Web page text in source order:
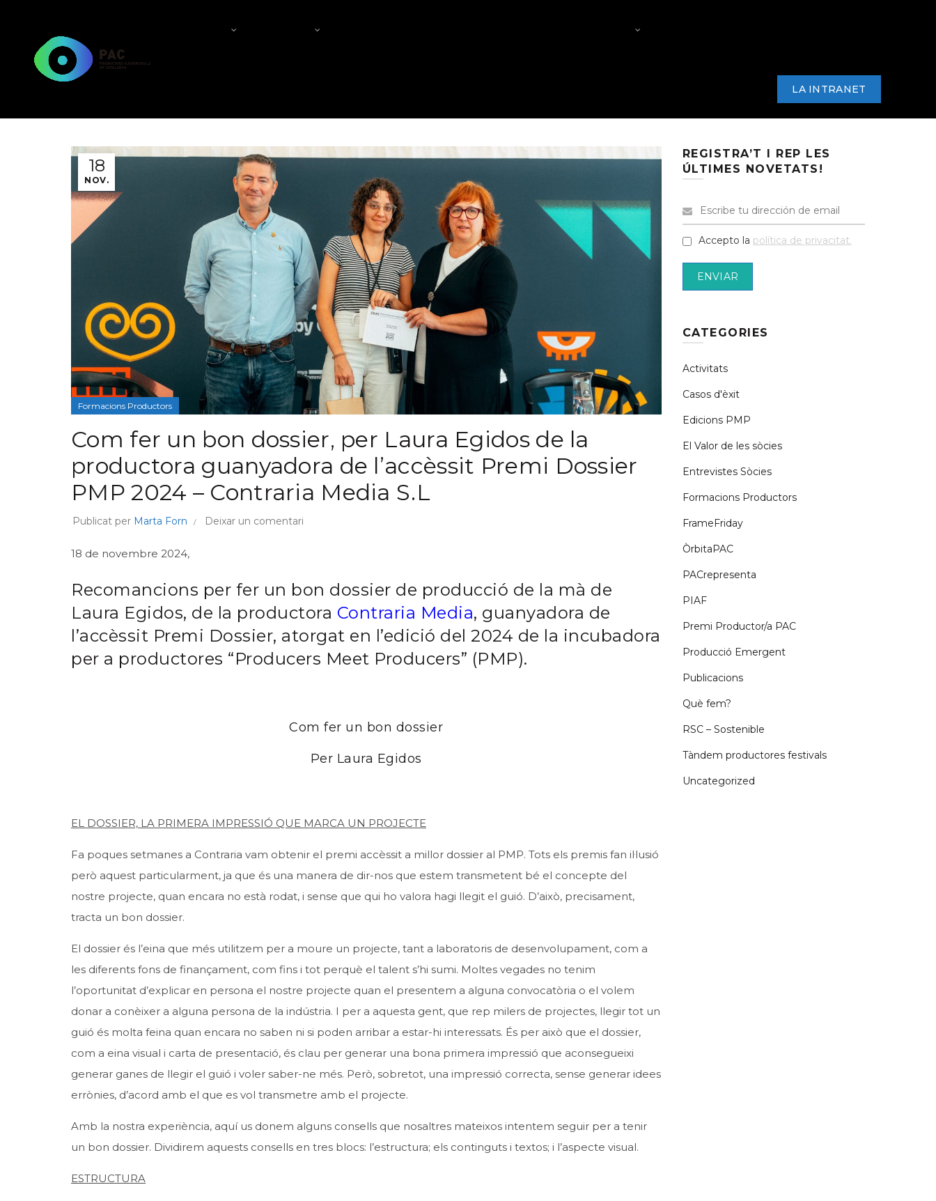
LA INTRANET
18
NOV.
Formacions Productors
Com fer un bon dossier, per Laura Egidos de la
productora guanyadora de l’accèssit Premi Dossier
PMP 2024 – Contraria Media S.L
Publicat per Marta Forn Deixar un comentari
18 de novembre 2024,
Recomancions per fer un bon dossier de producció de la mà de
Laura Egidos, de la productora Contraria Media, guanyadora de
l’accèssit Premi Dossier, atorgat en l’edició del 2024 de la incubadora
per a productores “Producers Meet Producers” (PMP).
Com fer un bon dossier
Per Laura Egidos
EL DOSSIER, LA PRIMERA IMPRESSIÓ QUE MARCA UN PROJECTE
Fa poques setmanes a Contraria vam obtenir el premi accèssit a millor dossier al PMP. Tots els premis fan il·lusió
però aquest particularment, ja que és una manera de dir-nos que estem transmetent bé el concepte del
nostre projecte, quan encara no està rodat, i sense que qui ho valora hagi llegit el guió. D’això, precisament,
tracta un bon dossier.
El dossier és l’eina que més utilitzem per a moure un projecte, tant a laboratoris de desenvolupament, com a
les diferents fons de finançament, com fins i tot perquè el talent s’hi sumi. Moltes vegades no tenim
l’oportunitat d’explicar en persona el nostre projecte quan el presentem a alguna convocatòria o el volem
donar a conèixer a alguna persona de la indústria. I per a aquesta gent, que rep milers de projectes, llegir tot un
guió és molta feina quan encara no saben ni si poden arribar a estar-hi interessats. És per això que el dossier,
com a eina visual i carta de presentació, és clau per generar una bona primera impressió que aconsegueixi
generar ganes de llegir el guió i voler saber-ne més. Però, sobretot, una impressió correcta, sense generar idees
errònies, d’acord amb el que es vol transmetre amb el projecte.
Amb la nostra experiència, aquí us donem alguns consells que nosaltres mateixos intentem seguir per a tenir
un bon dossier. Dividirem aquests consells en tres blocs: l’estructura; els continguts i textos; i l’aspecte visual.
ESTRUCTURA
REGISTRA’T I REP LES
ÚLTIMES NOVETATS!
Accepto la política de privacitat.
CATEGORIES
Activitats
Casos d'èxit
Edicions PMP
El Valor de les sòcies
Entrevistes Sòcies
Formacions Productors
FrameFriday
ÒrbitaPAC
PACrepresenta
PIAF
Premi Productor/a PAC
Producció Emergent
Publicacions
Què fem?
RSC – Sostenible
Tàndem productores festivals
Uncategorized